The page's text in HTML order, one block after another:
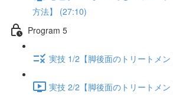
方法】 (27:10)
Program 5
実技 1/2【脚後面のトリートメ
実技 2/2【脚後面のトリートメ